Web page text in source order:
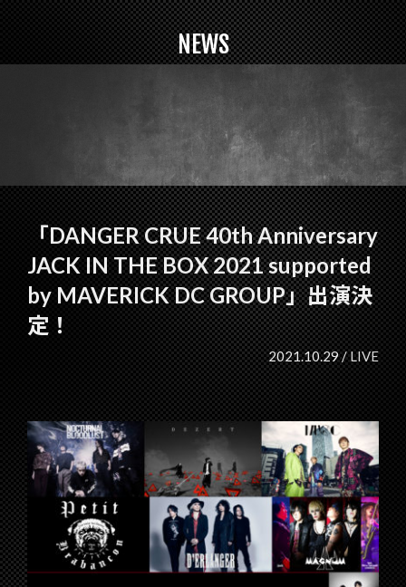
NEWS
「DANGER CRUE 40th Anniversary
JACK IN THE BOX 2021 supported
by MAVERICK DC GROUP」出演決
定！
2021.10.29 /LIVE